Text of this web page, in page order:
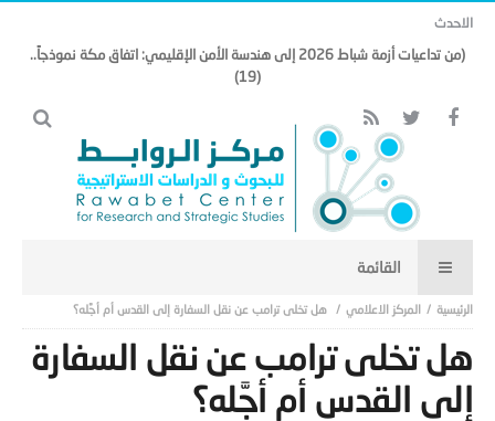
الاحدث
(من تداعيات أزمة شباط 2026 إلى هندسة الأمن الإقليمي: اتفاق مكة نموذجاً..
(19)
المركز الاعلامي هل تخلى ترامب عن نقل السفارة إلى القدس أم أجَّله؟
هل تخلى ترامب عن نقل السفارة
إلى القدس أم أجَّله؟